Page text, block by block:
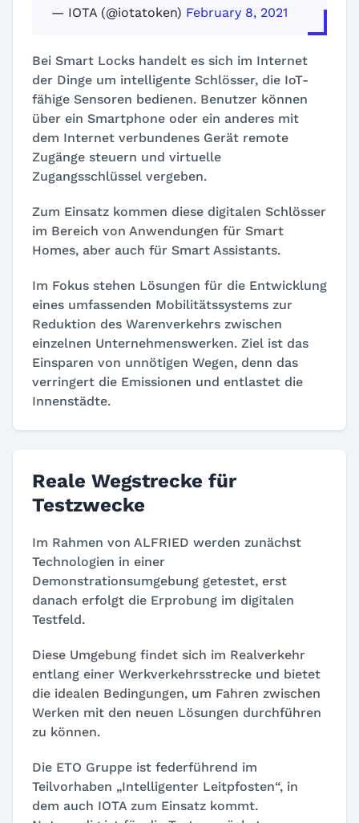
— IOTA (@iotatoken) February 8, 2021
Bei Smart Locks handelt es sich im Internet
der Dinge um intelligente Schlösser, die IoT-
fähige Sensoren bedienen. Benutzer können
über ein Smartphone oder ein anderes mit
dem Internet verbundenes Gerät remote
Zugänge steuern und virtuelle
Zugangsschlüssel vergeben.
Zum Einsatz kommen diese digitalen Schlösser
im Bereich von Anwendungen für Smart
Homes, aber auch für Smart Assistants.
Im Fokus stehen Lösungen für die Entwicklung
eines umfassenden Mobilitätssystems zur
Reduktion des Warenverkehrs zwischen
einzelnen Unternehmenswerken. Ziel ist das
Einsparen von unnötigen Wegen, denn das
verringert die Emissionen und entlastet die
Innenstädte.
Reale Wegstrecke für
Testzwecke
Im Rahmen von ALFRIED werden zunächst
Technologien in einer
Demonstrationsumgebung getestet, erst
danach erfolgt die Erprobung im digitalen
Testfeld.
Diese Umgebung findet sich im Realverkehr
entlang einer Werkverkehrsstrecke und bietet
die idealen Bedingungen, um Fahren zwischen
Werken mit den neuen Lösungen durchführen
zu können.
Die ETO Gruppe ist federführend im
Teilvorhaben „Intelligenter Leitpfosten“, in
dem auch IOTA zum Einsatz kommt.